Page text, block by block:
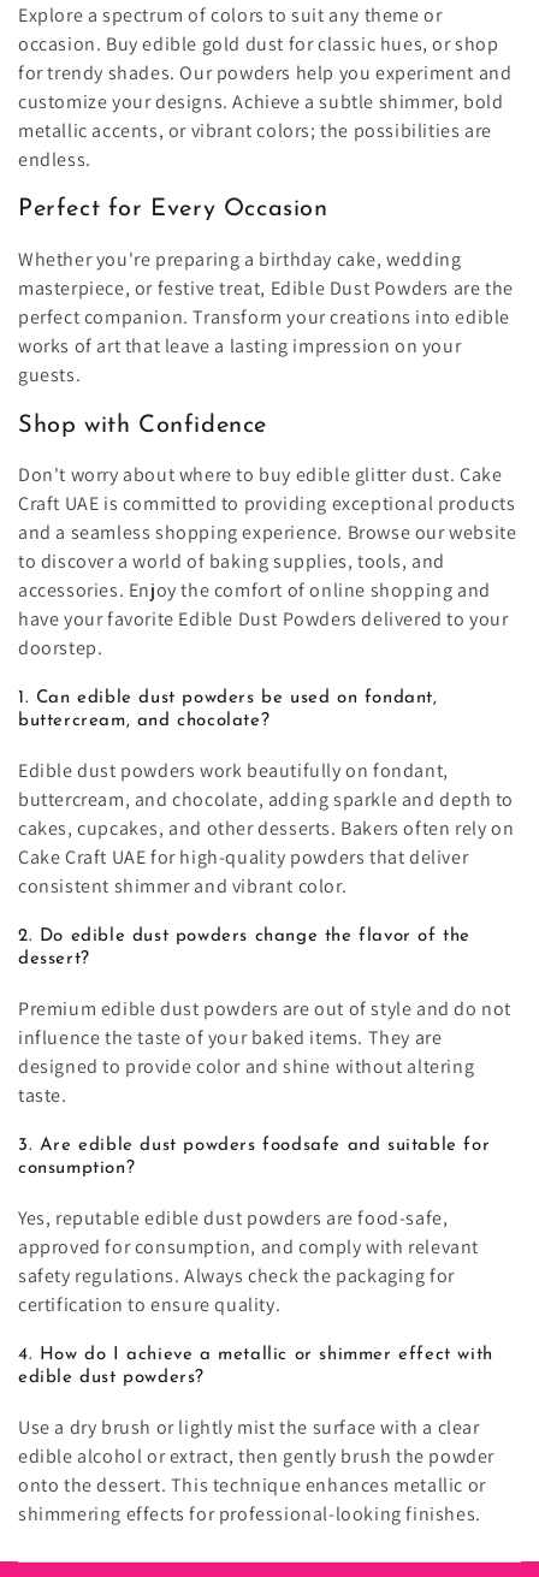
Explore a spectrum of colors to suit any theme or
occasion. Buy edible gold dust for classic hues, or shop
for trendy shades. Our powders help you experiment and
customize your designs. Achieve a subtle shimmer, bold
metallic accents, or vibrant colors; the possibilities are
endless.
Perfect for Every Occasion
Whether you're preparing a birthday cake, wedding
masterpiece, or festive treat, Edible Dust Powders are the
perfect companion. Transform your creations into edible
works of art that leave a lasting impression on your
guests.
Shop with Confidence
Don't worry about where to buy edible glitter dust. Cake
Craft UAE is committed to providing exceptional products
and a seamless shopping experience. Browse our website
to discover a world of baking supplies, tools, and
accessories. Enjoy the comfort of online shopping and
have your favorite Edible Dust Powders delivered to your
doorstep.
1. Can edible dust powders be used on fondant,
buttercream, and chocolate?
Edible dust powders work beautifully on fondant,
buttercream, and chocolate, adding sparkle and depth to
cakes, cupcakes, and other desserts. Bakers often rely on
Cake Craft UAE for high-quality powders that deliver
consistent shimmer and vibrant color.
2. Do edible dust powders change the flavor of the
dessert?
Premium edible dust powders are out of style and do not
influence the taste of your baked items. They are
designed to provide color and shine without altering
taste.
3. Are edible dust powders foodsafe and suitable for
consumption?
Yes, reputable edible dust powders are food-safe,
approved for consumption, and comply with relevant
safety regulations. Always check the packaging for
certification to ensure quality.
4. How do I achieve a metallic or shimmer effect with
edible dust powders?
Use a dry brush or lightly mist the surface with a clear
edible alcohol or extract, then gently brush the powder
onto the dessert. This technique enhances metallic or
shimmering effects for professional-looking finishes.